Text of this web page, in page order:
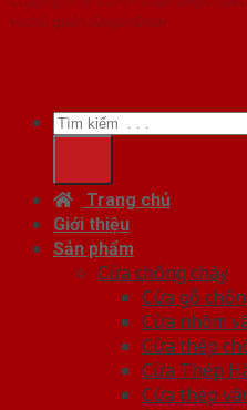
vị chủ quản SaigonDoor
Tìm
kiếm:
Trang chủ
Giới thiệu
Sản phẩm
Cửa chống cháy
Cửa gỗ
Cửa nhôm
Cửa thép
Cửa Thép
Cửa thép